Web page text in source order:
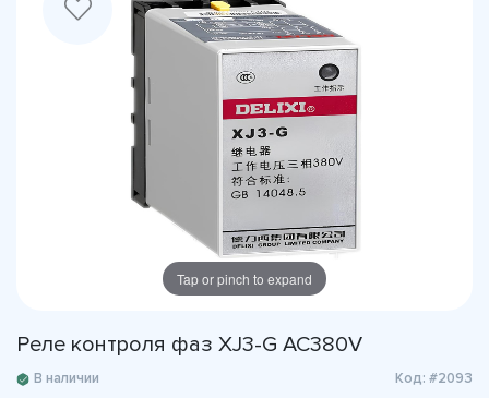
Tap or pinch to expand
Реле контроля фаз XJ3-G AC380V
В наличии Код: #2093